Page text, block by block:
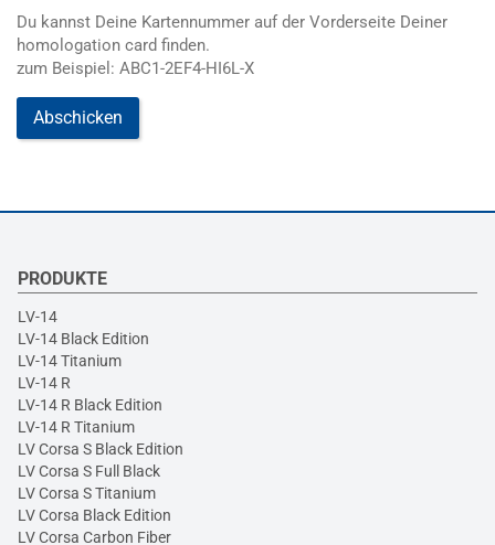
Du kannst Deine Kartennummer auf der Vorderseite Deiner
homologation card finden.
zum Beispiel: ABC1-2EF4-HI6L-X
Abschicken
PRODUKTE
LV-14
LV-14 Black Edition
LV-14 Titanium
LV-14 R
LV-14 R Black Edition
LV-14 R Titanium
LV Corsa S Black Edition
LV Corsa S Full Black
LV Corsa S Titanium
LV Corsa Black Edition
LV Corsa Carbon Fiber